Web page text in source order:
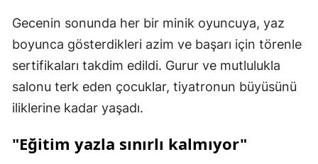
Gecenin sonunda her bir minik oyuncuya, yaz
boyunca gösterdikleri azim ve başarı için törenle
sertifikaları takdim edildi. Gurur ve mutlulukla
salonu terk eden çocuklar, tiyatronun büyüsünü
iliklerine kadar yaşadı.
"Eğitim yazla sınırlı kalmıyor"